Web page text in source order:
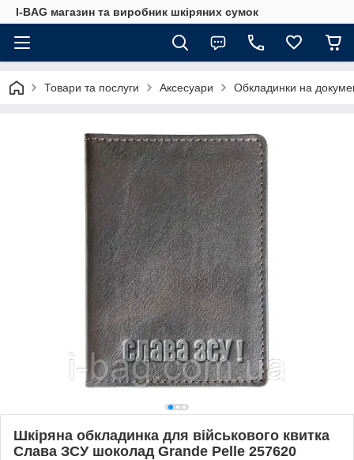
I-BAG магазин та виробник шкіряних сумок
Товари та послуги Аксесуари Обкладинки на
Шкіряна обкладинка для військового квитка
Слава ЗСУ шоколад Grande Pelle 257620